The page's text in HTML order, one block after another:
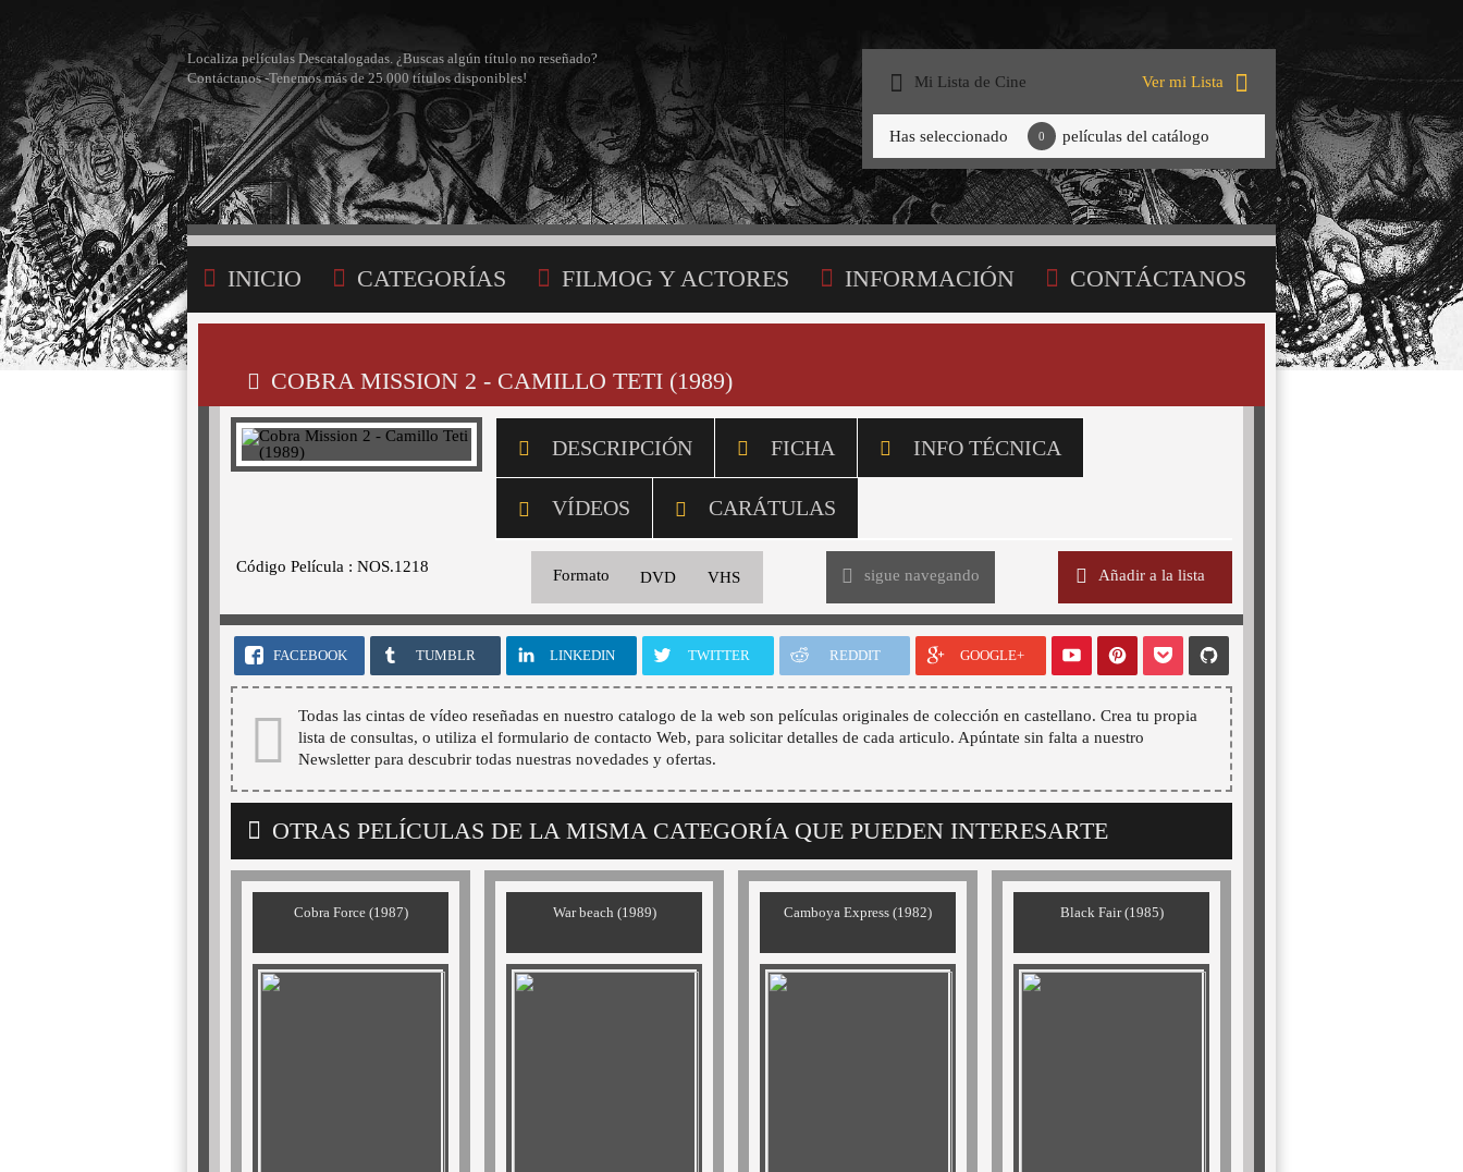
Localiza películas Descatalogadas. ¿Buscas algún título no reseñado?
Contáctanos -Tenemos más de 25.000 títulos disponibles!
Mi Lista de Cine Ver mi Lista
Has seleccionado 0 películas del catálogo
INICIO CATEGORÍAS FILMOG Y ACTORES INFORMACIÓN CONTÁCTANOS
COBRA MISSION 2 - CAMILLO TETI (1989)
DESCRIPCIÓN FICHA INFO TÉCNICA
VÍDEOS CARÁTULAS
Código Película : NOS.1218
Formato DVD VHS sigue navegando Añadir a la lista
FACEBOOK TUMBLR LINKEDIN TWITTER REDDIT GOOGLE+
Todas las cintas de vídeo reseñadas en nuestro catalogo de la web son películas originales de colección en castellano. Crea tu propia
lista de consultas, o utiliza el formulario de contacto Web, para solicitar detalles de cada articulo. Apúntate sin falta a nuestro
Newsletter para descubrir todas nuestras novedades y ofertas.
OTRAS PELÍCULAS DE LA MISMA CATEGORÍA QUE PUEDEN INTERESARTE
Cobra Force (1987) War beach (1989) Camboya Express (1982) Black Fair (1985)